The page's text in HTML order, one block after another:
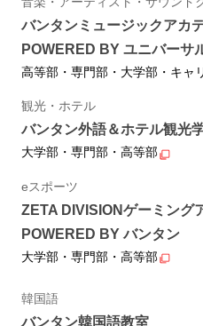
バンタンミュージックアカ
POWERED BY ユニバーサ
高等部・専門部・大学部・キャ
観光・ホテル
バンタン外語＆ホテル観光
大学部・専門部・高等部
eスポーツ
ZETA DIVISIONゲーミング
POWERED BY バンタン
大学部・専門部・高等部
韓国語
バンタン韓国語教室